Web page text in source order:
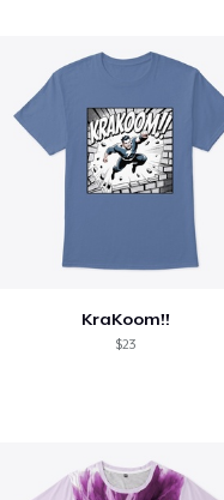
KraKoom!!
$23